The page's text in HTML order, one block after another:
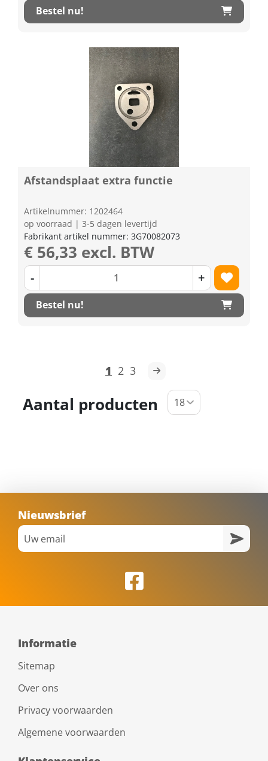
Bestel nu!
Afstandsplaat extra functie
Artikelnummer: 1202464
op voorraad | 3-5 dagen levertijd
Fabrikant artikel nummer: 3G70082073
€ 56,33 excl. BTW
- +
Bestel nu!
1 2 3
Aantal producten
Nieuwsbrief
Informatie
Sitemap
Over ons
Privacy voorwaarden
Algemene voorwaarden